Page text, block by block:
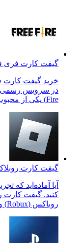
گیفت کارت فری
خرید گیفت کارت
Fire) یکی از محبوب‌ترین بازی‌های بتل رویال موبایل است که
گیفت کارت
آیا آماده‌اید که
کنید. گیفت کارت
روباکس (Robux) و اشتراک پریمیوم بازی‌های آنلاین روزبه‌روز در حال محبوب‌تر شدن